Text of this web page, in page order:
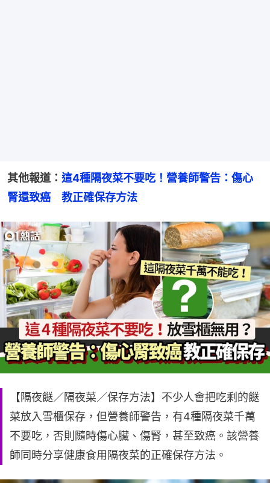
其他報道： 這4種隔夜菜不要吃！營養師警告：傷心
腎還致癌　教正確保存方法
【隔夜餸／隔夜菜／保存方法】不少人會把吃剩的餸
菜放入雪櫃保存，但營養師警告，有4種隔夜菜千萬
不要吃，否則隨時傷心臟、傷腎，甚至致癌。該營養
師同時分享健康食用隔夜菜的正確保存方法。